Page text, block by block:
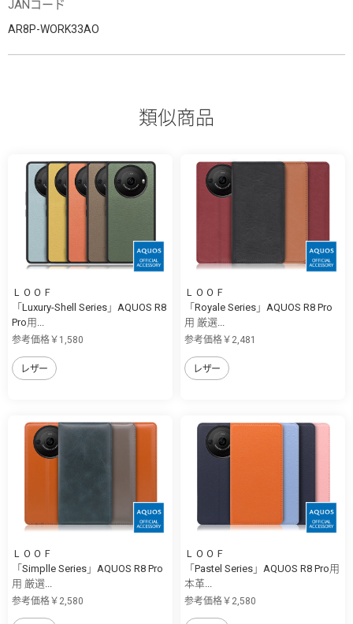
JANコード
AR8P-WORK33AO
類似商品
ＬＯＯＦ
「Luxury-Shell Series」AQUOS R8
Pro用...
参考価格￥1,580
レザー
ＬＯＯＦ
「Royale Series」AQUOS R8 Pro
用 厳選...
参考価格￥2,481
レザー
ＬＯＯＦ
「Simplle Series」AQUOS R8 Pro
用 厳選...
参考価格￥2,580
ＬＯＯＦ
「Pastel Series」AQUOS R8 Pro用
本革...
参考価格￥2,580